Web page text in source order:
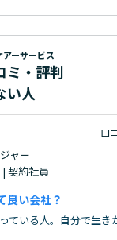
ーサービス
ミ・評判
い人
口
ャー
契約社員
良い会社？
ている人。自分で生き